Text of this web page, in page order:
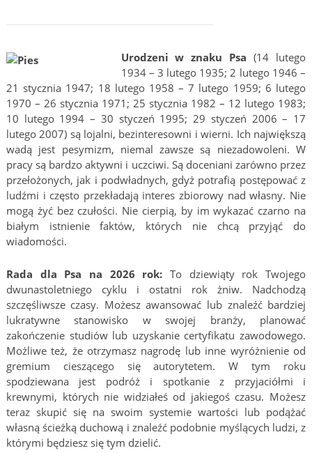
Urodzeni w znaku Psa(14 lutego
1934 – 3 lutego 1935; 2 lutego 1946 –
21 stycznia 1947; 18 lutego 1958 – 7 lutego 1959; 6 lutego
1970 – 26 stycznia 1971; 25 stycznia 1982 – 12 lutego 1983;
10 lutego 1994 – 30 styczeń 1995; 29 styczeń 2006 – 17
lutego 2007) są lojalni, bezinteresowni i wierni. Ich największą
wadą jest pesymizm, niemal zawsze są niezadowoleni. W
pracy są bardzo aktywni i uczciwi. Są doceniani zarówno przez
przełożonych, jak i podwładnych, gdyż potrafią postępować z
ludźmi i często przekładają interes zbiorowy nad własny. Nie
mogą żyć bez czułości. Nie cierpią, by im wykazać czarno na
białym istnienie faktów, których nie chcą przyjąć do
wiadomości.
Rada dla Psa na 2026 rok:To dziewiąty rok Twojego
dwunastoletniego cyklu i ostatni rok żniw. Nadchodzą
szczęśliwsze czasy. Możesz awansować lub znaleźć bardziej
lukratywne stanowisko w swojej branży, planować
zakończenie studiów lub uzyskanie certyfikatu zawodowego.
Możliwe też, że otrzymasz nagrodę lub inne wyróżnienie od
gremium cieszącego się autorytetem. W tym roku
spodziewana jest podróż i spotkanie z przyjaciółmi i
krewnymi, których nie widziałeś od jakiegoś czasu. Możesz
teraz skupić się na swoim systemie wartości lub podążać
własną ścieżką duchową i znaleźć podobnie myślących ludzi, z
którymi będziesz się tym dzielić.